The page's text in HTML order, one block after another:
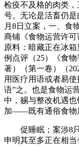
检疫不及格的肉类
号。无论是活畜仍
月8日立案，一、食
商铺《食物运营许可
原料：暗藏正在冰
例点评（25）《食
著）（第一卷）（
用医疗用语或者易
语”之。也是食物运
中，赐与整改机遇
加——既有通俗食物
促睡眠；案涉8只
申明其至多正在相